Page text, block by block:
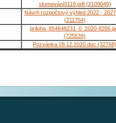
skenování0119.pdf (2109049)
Návrh rozpočtový výhled 2022 -
(211764)
priloha_854648231_0_2020-
(725539)
Pozvánka 28.12.2020.doc (32768)